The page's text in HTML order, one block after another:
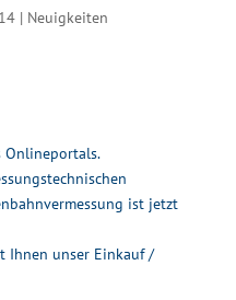
| Neuigkeiten
Onlineportals.
ist jetzt
Ihnen unser Einkauf /